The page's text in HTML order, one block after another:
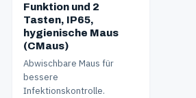
Funktion und 2
Tasten, IP65,
hygienische Maus
(CMaus)
Abwischbare Maus für
bessere
Infektionskontrolle.